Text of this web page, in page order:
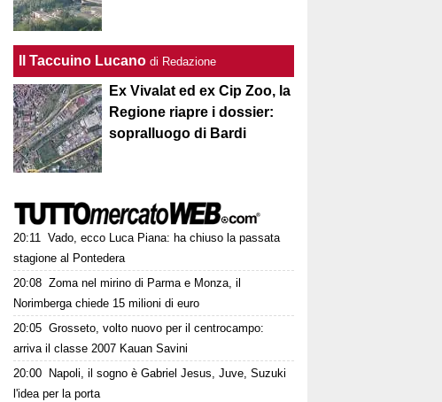
Il Taccuino Lucano di Redazione
Ex Vivalat ed ex Cip Zoo, la
Regione riapre i dossier:
sopralluogo di Bardi
20:11 Vado, ecco Luca Piana: ha chiuso la passata
stagione al Pontedera
20:08 Zoma nel mirino di Parma e Monza, il
Norimberga chiede 15 milioni di euro
20:05 Grosseto, volto nuovo per il centrocampo:
arriva il classe 2007 Kauan Savini
20:00
Napoli, il sogno è Gabriel Jesus, Juve, Suzuki
l'idea per la porta